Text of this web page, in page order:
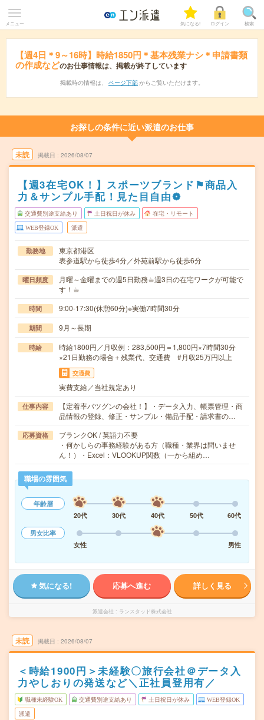
メニュー 気になる! ログイン 検索
【週4日＊9～16時】時給1850円＊基本残業ナシ＊申請書類
の作成などのお仕事情報は、掲載が終了しています
掲載時の情報は、 ページ下部 からご覧いただけます。
お探しの条件に近い派遣のお仕事
未読 掲載日 2026/08/07
【週3在宅OK！】スポーツブランド⚑商品入
力＆サンプル手配！見た目自由❁
交通費別途支給あり 土日祝日が休み 在宅・リモート
WEB登録OK 派遣
勤務地
東京都港区
表参道駅から徒歩4分／外苑前駅から徒歩6分
曜日頻度
月曜～金曜までの週5日勤務☕︎週3日の在宅ワークが可能で
す！☕︎
時間 9:00-17:30(休憩60分)※実働7時間30分
期間 9月～長期
時給
時給1800円／月収例：283,500円＝1,800円×7時間30分
×21日勤務の場合＋残業代、交通費 #月収25万円以上
交通費
実費支給／当社規定あり
仕事内容
【定着率バツグンの会社！】・データ入力、帳票管理・商
品情報の登録、修正・サンプル・備品手配・請求書の…
応募資格
ブランクOK / 英語力不要
・何かしらの事務経験がある方（職種・業界は問いませ
ん！）・Excel：VLOOKUP関数（一から組め…
職場の雰囲気
年齢層
20代
30代 40代 50代
60代
男女比率
女性
男性
気になる! 応募へ進む 詳しく見る
派遣会社 ランスタッド株式会社
未読 掲載日 2026/08/07
＜時給1900円＞未経験〇旅行会社＠データ入
力やしおりの発送など＼正社員登用有／
職種未経験OK 交通費別途支給あり 土日祝日が休み WEB登録OK
派遣